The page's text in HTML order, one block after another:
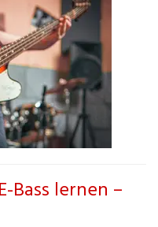
Bass lernen –